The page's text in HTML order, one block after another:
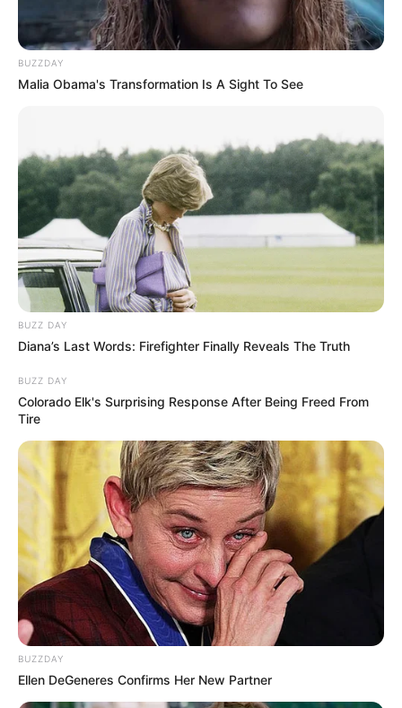
BUZZDAY
Malia Obama's Transformation Is A Sight To See
BUZZ DAY
Diana’s Last Words: Firefighter Finally Reveals The Truth
BUZZ DAY
Colorado Elk's Surprising Response After Being Freed From
Tire
BUZZDAY
Ellen DeGeneres Confirms Her New Partner